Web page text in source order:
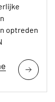
optreden